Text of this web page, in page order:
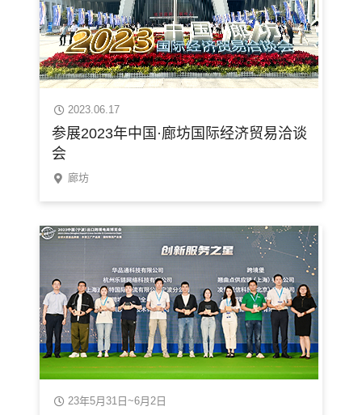
2023.06.17
参展2023年中国·廊坊国际经济贸易洽谈
会
廊坊
23年5月31日~6月2日